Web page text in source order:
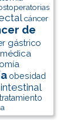
cáncer
de
gástrico
obesidad
tratamiento